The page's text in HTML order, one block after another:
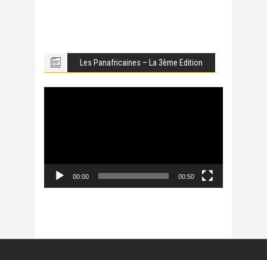
Les Panafricaines – La 3ème Edition
00:00 00:50